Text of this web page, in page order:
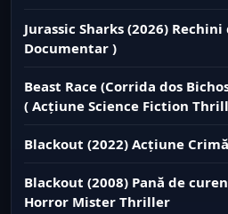
Jurassic Sharks (2026)
Documentar )
Beast Race (Corrida dos
( Acțiune Science Fiction
Blackout (2022) Acțiune
Blackout (2008) Pană de
Horror Mister Thriller